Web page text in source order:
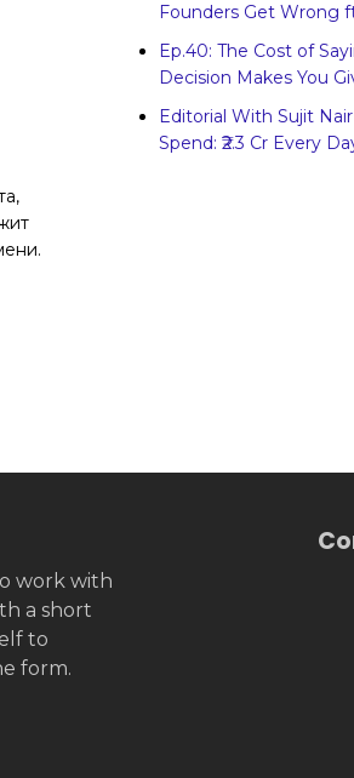
Founders Get Wrong
Ep.40: The Cost of
Decision Makes You
Editorial With Sujit Nair
Spend: ₹2.3 Cr Every
work with
a short
to
form.